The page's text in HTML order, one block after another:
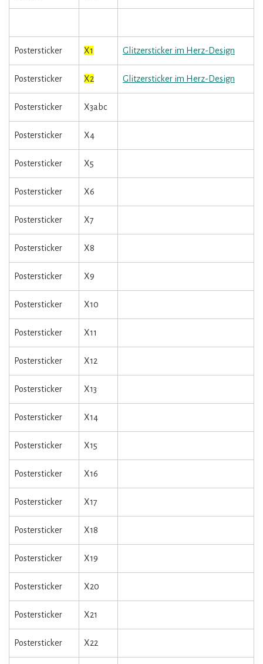
Postersticker X1 Glitzersticker im Herz-Design
Postersticker X2 Glitzersticker im Herz-Design
Postersticker X3abc
Postersticker X4
Postersticker X5
Postersticker X6
Postersticker X7
Postersticker X8
Postersticker X9
Postersticker X10
Postersticker X11
Postersticker X12
Postersticker X13
Postersticker X14
Postersticker X15
Postersticker X16
Postersticker X17
Postersticker X18
Postersticker X19
Postersticker X20
Postersticker X21
Postersticker X22